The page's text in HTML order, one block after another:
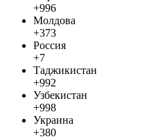
+996
Молдова
+373
Россия
+7
Таджикистан
+992
Узбекистан
+998
Украина
+380